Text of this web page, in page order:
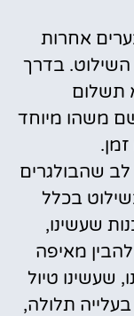
אחרות
השילוט. בדרך
תשלום
שם משהו מיוחד
שהבולגרים
בכלל
שעשינו,
מאיפה
שעשינו טיול
תלולה,